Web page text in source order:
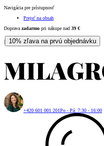
Navigácia pre prístupnosť
Prejsť na obsah
Doprava zadarmo pri nákupe nad 39 €
| 10% zľava na prvú objednávku
+420 601 001 201Po - Pá: 7:30 - 16:00